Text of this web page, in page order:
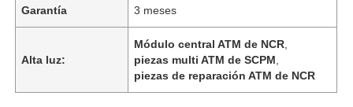
Garantía 3 meses
Alta luz:
Módulo central ATM de NCR
piezas multi ATM de SCPM
piezas de reparación ATM de NCR